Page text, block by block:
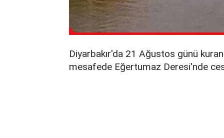
Diyarbakır'da 21 Ağustos günü
mesafede Eğertumaz Deresi'nde